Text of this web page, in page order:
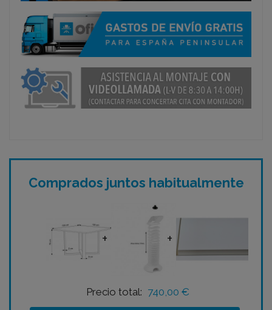
Comprados juntos habitualmente
+ +
Precio total: 740,00 €